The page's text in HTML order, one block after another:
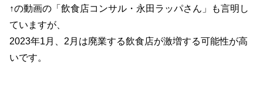
↑の動画の「飲食店コンサル・永田ラッパさん」も言明し
ていますが、
2023年1月、2月は廃業する飲食店が激増する可能性が高
いです。